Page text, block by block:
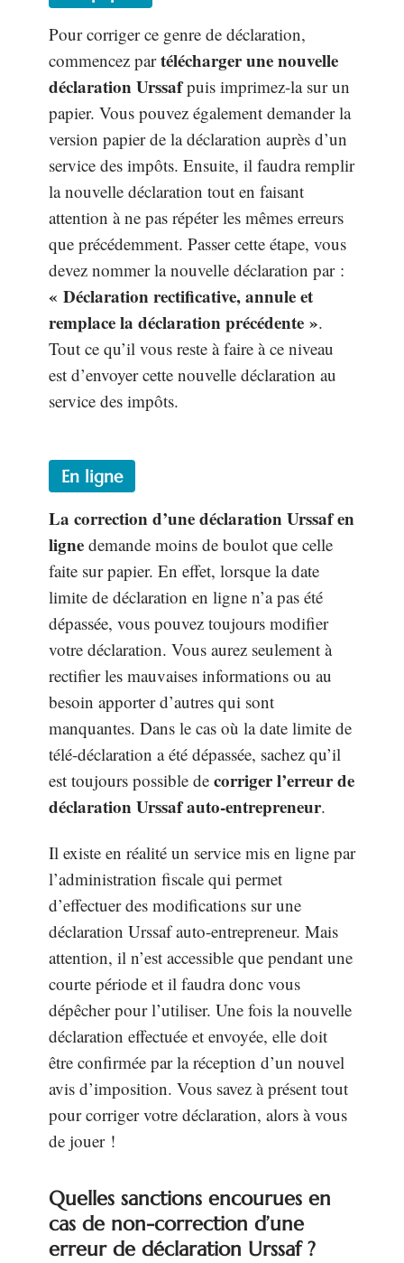
Pour corriger ce genre de déclaration,
commencez partélécharger une nouvelle
déclaration Urssafpuis imprimez-la sur un
papier. Vous pouvez également demander la
version papier de la déclaration auprès d’un
service des impôts. Ensuite, il faudra remplir
la nouvelle déclaration tout en faisant
attention à ne pas répéter les mêmes erreurs
que précédemment. Passer cette étape, vous
devez nommer la nouvelle déclaration par :
« Déclaration rectificative, annule et
remplace la déclaration précédente ».
Tout ce qu’il vous reste à faire à ce niveau
est d’envoyer cette nouvelle déclaration au
service des impôts.
En ligne
La correction d’une déclaration Urssaf en
ligne demande moins de boulot que celle
faite sur papier. En effet, lorsque la date
limite de déclaration en ligne n’a pas été
dépassée, vous pouvez toujours modifier
votre déclaration. Vous aurez seulement à
rectifier les mauvaises informations ou au
besoin apporter d’autres qui sont
manquantes. Dans le cas où la date limite de
télé-déclaration a été dépassée, sachez qu’il
est toujours possible de corriger l’erreur de
déclaration Urssaf auto-entrepreneur.
Il existe en réalité un service mis en ligne par
l’administration fiscale qui permet
d’effectuer des modifications sur une
déclaration Urssaf auto-entrepreneur. Mais
attention, il n’est accessible que pendant une
courte période et il faudra donc vous
dépêcher pour l’utiliser. Une fois la nouvelle
déclaration effectuée et envoyée, elle doit
être confirmée par la réception d’un nouvel
avis d’imposition. Vous savez à présent tout
pour corriger votre déclaration, alors à vous
de jouer !
Quelles sanctions encourues en
cas de non-correction d’une
erreur de déclaration Urssaf ?